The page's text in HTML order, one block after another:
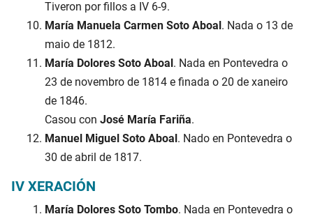
Tiveron por fillos a IV 6-9.
María Manuela Carmen Soto Aboal . Nada o 13 de
maio de 1812.
María Dolores Soto Aboal . Nada en Pontevedra o
23 de novembro de 1814 e finada o 20 de xaneiro
de 1846.
Casou con José María Fariña.
Manuel Miguel Soto Aboal . Nado en Pontevedra o
30 de abril de 1817.
IV XERACIÓN
María Dolores Soto Tombo. Nada en Pontevedra o